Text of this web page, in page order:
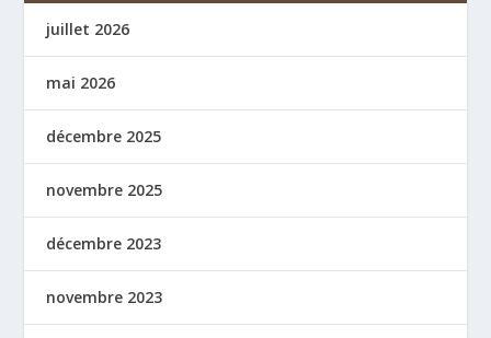
juillet 2026
mai 2026
décembre 2025
novembre 2025
décembre 2023
novembre 2023